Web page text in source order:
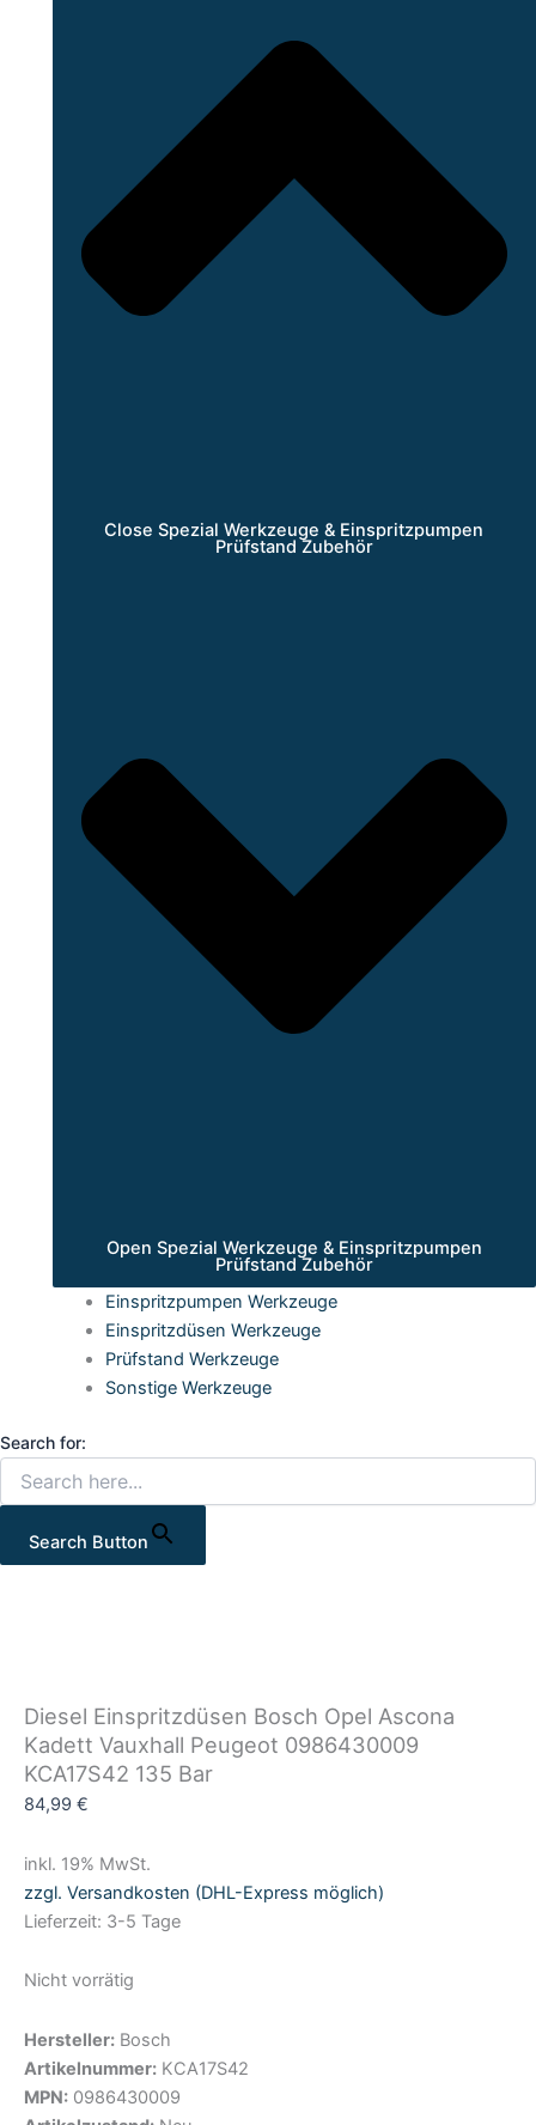
Close Spezial Werkzeuge & Einspritzpumpen
Prüfstand Zubehör
Open Spezial Werkzeuge & Einspritzpumpen
Prüfstand Zubehör
Einspritzpumpen Werkzeuge
Einspritzdüsen Werkzeuge
Prüfstand Werkzeuge
Sonstige Werkzeuge
Search for:
Search Button
Diesel Einspritzdüsen Bosch Opel Ascona
Kadett Vauxhall Peugeot 0986430009
KCA17S42 135 Bar
84,99 €
inkl. 19% MwSt.
zzgl. Versandkosten (DHL-Express möglich)
Lieferzeit: 3-5 Tage
Nicht vorrätig
Hersteller: Bosch
Artikelnummer: KCA17S42
MPN: 0986430009